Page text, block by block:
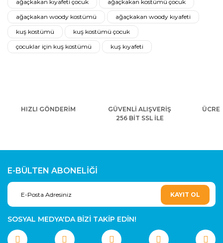
ağaçkakan kıyafeti çocuk
ağaçkakan kostümü çocuk
ağaçkakan woody kostümü
ağaçkakan woody kıyafeti
kuş kostümü
kuş kostümü çocuk
çocuklar için kuş kostümü
kuş kıyafeti
HIZLI GÖNDERİM
GÜVENLİ ALIŞVERİŞ
256 BİT SSL İLE
E-BÜLTEN ABONELİĞİ
KAYIT OL
SOSYAL MEDYA'DA BİZİ TAKİP EDİN!